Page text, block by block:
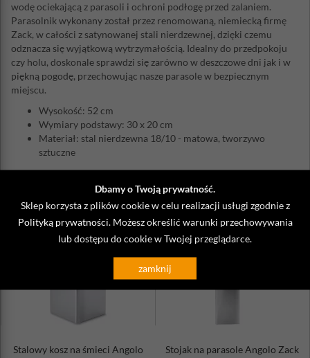
Dbamy o Twoją prywatność.
Sklep korzysta z plików cookie w celu realizacji usługi zgodnie z
Polityką prywatności. Możesz określić warunki przechowywania
lub dostępu do cookie w Twojej przeglądarce.
zamknij
wodę ociekającą z parasoli i ochroni podłogę przed zalaniem.
Parasolnik wykonany został przez renomowaną, niemiecką firmę
Zack, w całości z satynowanej stali nierdzewnej, dzięki czemu
odznacza się wyjątkową wytrzymałością. Idealny do przedpokoju
czy holu, doskonale sprawdzi się zarówno w deszczowe dni jak i w
piękną pogodę, przechowując nasze parasole w bezpiecznym
miejscu.
Wysokość: 52 cm
Wymiary podstawy: 30 x 20 cm
Materiał: stal nierdzewna 18/10 - matowa, tworzywo
sztuczne
ZOBACZ TAKŻE
Stalowy kosz na śmieci Angolo
Stojak na parasole Angolo Zack